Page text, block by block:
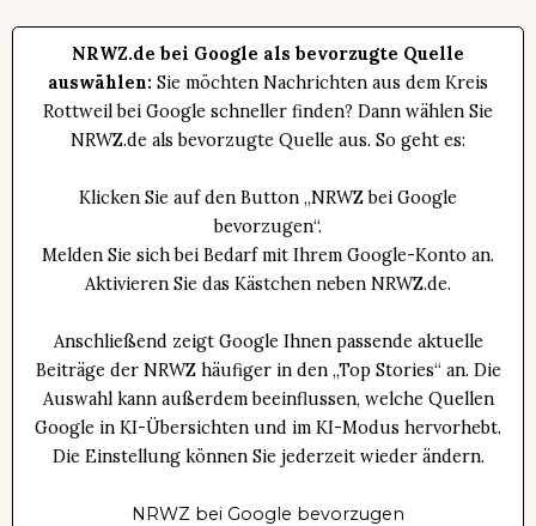
NRWZ.de bei Google als bevorzugte Quelle
auswählen: Sie möchten Nachrichten aus dem Kreis
Rottweil bei Google schneller finden? Dann wählen Sie
NRWZ.de als bevorzugte Quelle aus. So geht es:
Klicken Sie auf den Button „NRWZ bei Google
bevorzugen“.
Melden Sie sich bei Bedarf mit Ihrem Google-Konto an.
Aktivieren Sie das Kästchen neben NRWZ.de.
Anschließend zeigt Google Ihnen passende aktuelle
Beiträge der NRWZ häufiger in den „Top Stories“ an. Die
Auswahl kann außerdem beeinflussen, welche Quellen
Google in KI-Übersichten und im KI-Modus hervorhebt.
Die Einstellung können Sie jederzeit wieder ändern.
NRWZ bei Google bevorzugen